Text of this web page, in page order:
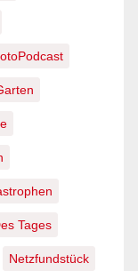
Tages
Netzfundstück